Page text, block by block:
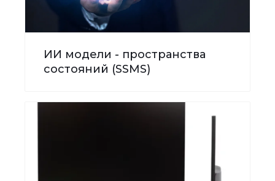
ИИ модели - пространства
состояний (SSMS)